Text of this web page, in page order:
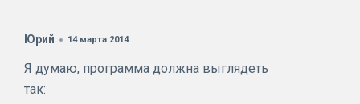
Юрий 14 марта 2014
Я думаю, программа должна выглядеть
так: